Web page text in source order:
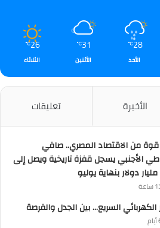
28
℃
الأحد
31
℃
الأثنين
26
℃
الثلاثاء
الأخيرة تعليقات
قوة من الاقتصاد المصري.. صافي
الأجنبي يسجل قفزة تاريخية ويصل إلى
الكهربائي السريع… بين الجدل والفرصة